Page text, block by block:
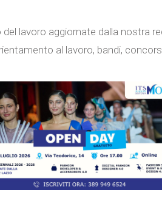
lavoro aggiornate dalla nostra
al lavoro, bandi,